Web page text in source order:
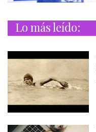
Lo más leído: